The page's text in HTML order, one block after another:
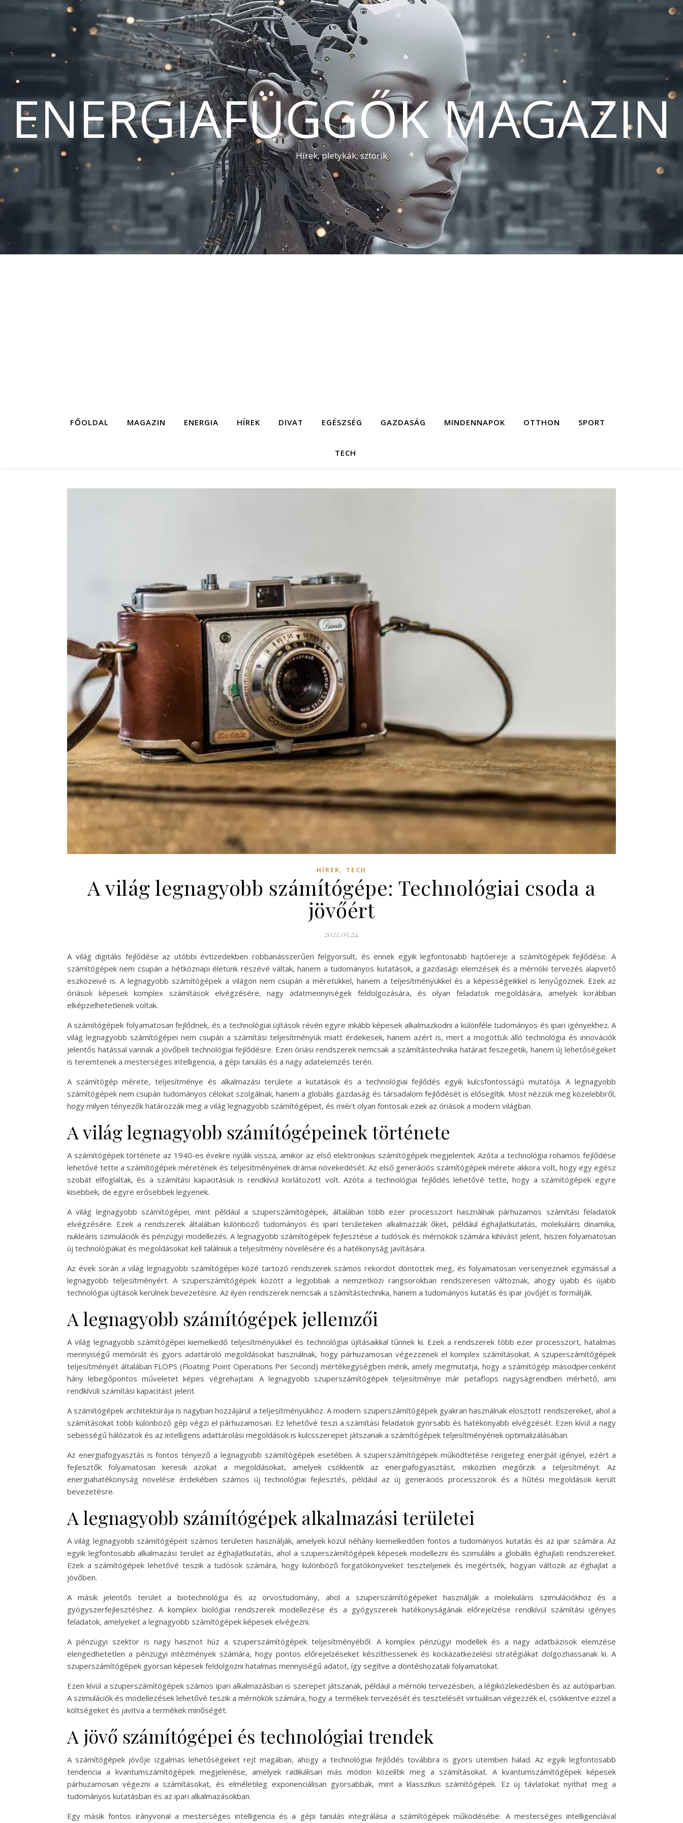
ENERGIAFÜGGŐK MAGAZIN
Hírek, pletykák, sztorik
FŐOLDAL MAGAZIN ENERGIA HÍREK DIVAT EGÉSZSÉG GAZDASÁG MINDENNAPOK OTTHON SPORT
TECH
HÍREK, TECH
A világ legnagyobb számítógépe: Technológiai csoda a
jövőért
2025.05.24.
A világ digitális fejlődése az utóbbi évtizedekben robbanásszerűen felgyorsult, és ennek egyik legfontosabb hajtóereje a számítógépek fejlődése. A
számítógépek nem csupán a hétköznapi életünk részévé váltak, hanem a tudományos kutatások, a gazdasági elemzések és a mérnöki tervezés alapvető
eszközeivé is. A legnagyobb számítógépek a világon nem csupán a méretükkel, hanem a teljesítményükkel és a képességeikkel is lenyűgöznek. Ezek az
óriások képesek komplex számítások elvégzésére, nagy adatmennyiségek feldolgozására, és olyan feladatok megoldására, amelyek korábban
elképzelhetetlenek voltak.
A számítógépek folyamatosan fejlődnek, és a technológiai újítások révén egyre inkább képesek alkalmazkodni a különféle tudományos és ipari igényekhez. A
világ legnagyobb számítógépei nem csupán a számítási teljesítményük miatt érdekesek, hanem azért is, mert a mögöttük álló technológia és innovációk
jelentős hatással vannak a jövőbeli technológiai fejlődésre. Ezen óriási rendszerek nemcsak a számítástechnika határait feszegetik, hanem új lehetőségeket
is teremtenek a mesterséges intelligencia, a gépi tanulás és a nagy adatelemzés terén.
A számítógép mérete, teljesítménye és alkalmazási területe a kutatások és a technológiai fejlődés egyik kulcsfontosságú mutatója. A legnagyobb
számítógépek nem csupán tudományos célokat szolgálnak, hanem a globális gazdaság és társadalom fejlődését is elősegítik. Most nézzük meg közelebbről,
hogy milyen tényezők határozzák meg a világ legnagyobb számítógépeit, és miért olyan fontosak ezek az óriások a modern világban.
A világ legnagyobb számítógépeinek története
A számítógépek története az 1940-es évekre nyúlik vissza, amikor az első elektronikus számítógépek megjelentek. Azóta a technológia rohamos fejlődése
lehetővé tette a számítógépek méretének és teljesítményének drámai növekedését. Az első generációs számítógépek mérete akkora volt, hogy egy egész
szobát elfoglaltak, és a számítási kapacitásuk is rendkívül korlátozott volt. Azóta a technológiai fejlődés lehetővé tette, hogy a számítógépek egyre
kisebbek, de egyre erősebbek legyenek.
A világ legnagyobb számítógépei, mint például a szuperszámítógépek, általában több ezer processzort használnak párhuzamos számítási feladatok
elvégzésére. Ezek a rendszerek általában különböző tudományos és ipari területeken alkalmazzák őket, például éghajlatkutatás, molekuláris dinamika,
nukleáris szimulációk és pénzügyi modellezés. A legnagyobb számítógépek fejlesztése a tudósok és mérnökök számára kihívást jelent, hiszen folyamatosan
új technológiákat és megoldásokat kell találniuk a teljesítmény növelésére és a hatékonyság javítására.
Az évek során a világ legnagyobb számítógépei közé tartozó rendszerek számos rekordot döntöttek meg, és folyamatosan versenyeznek egymással a
legnagyobb teljesítményért. A szuperszámítógépek között a legjobbak a nemzetközi rangsorokban rendszeresen változnak, ahogy újabb és újabb
technológiai újítások kerülnek bevezetésre. Az ilyen rendszerek nemcsak a számítástechnika, hanem a tudományos kutatás és ipar jövőjét is formálják.
A legnagyobb számítógépek jellemzői
A világ legnagyobb számítógépei kiemelkedő teljesítményükkel és technológiai újításaikkal tűnnek ki. Ezek a rendszerek több ezer processzort, hatalmas
mennyiségű memóriát és gyors adattároló megoldásokat használnak, hogy párhuzamosan végezzenek el komplex számításokat. A szuperszámítógépek
teljesítményét általában FLOPS (Floating Point Operations Per Second) mértékegységben mérik, amely megmutatja, hogy a számítógép másodpercenként
hány lebegőpontos műveletet képes végrehajtani. A legnagyobb szuperszámítógépek teljesítménye már petaflops nagyságrendben mérhető, ami
rendkívüli számítási kapacitást jelent.
A számítógépek architektúrája is nagyban hozzájárul a teljesítményükhöz. A modern szuperszámítógépek gyakran használnak elosztott rendszereket, ahol a
számításokat több különböző gép végzi el párhuzamosan. Ez lehetővé teszi a számítási feladatok gyorsabb és hatékonyabb elvégzését. Ezen kívül a nagy
sebességű hálózatok és az intelligens adattárolási megoldások is kulcsszerepet játszanak a számítógépek teljesítményének optimalizálásában.
Az energiafogyasztás is fontos tényező a legnagyobb számítógépek esetében. A szuperszámítógépek működtetése rengeteg energiát igényel, ezért a
fejlesztők folyamatosan keresik azokat a megoldásokat, amelyek csökkentik az energiafogyasztást, miközben megőrzik a teljesítményt. Az
energiahatékonyság növelése érdekében számos új technológiai fejlesztés, például az új generációs processzorok és a hűtési megoldások került
bevezetésre.
A legnagyobb számítógépek alkalmazási területei
A világ legnagyobb számítógépeit számos területen használják, amelyek közül néhány kiemelkedően fontos a tudományos kutatás és az ipar számára. Az
egyik legfontosabb alkalmazási terület az éghajlatkutatás, ahol a szuperszámítógépek képesek modellezni és szimulálni a globális éghajlati rendszereket.
Ezek a számítógépek lehetővé teszik a tudósok számára, hogy különböző forgatókönyveket teszteljenek és megértsék, hogyan változik az éghajlat a
jövőben.
A másik jelentős terület a biotechnológia és az orvostudomány, ahol a szuperszámítógépeket használják a molekuláris szimulációkhoz és a
gyógyszerfejlesztéshez. A komplex biológiai rendszerek modellezése és a gyógyszerek hatékonyságának előrejelzése rendkívül számítási igényes
feladatok, amelyeket a legnagyobb számítógépek képesek elvégezni.
A pénzügyi szektor is nagy hasznot húz a szuperszámítógépek teljesítményéből. A komplex pénzügyi modellek és a nagy adatbázisok elemzése
elengedhetetlen a pénzügyi intézmények számára, hogy pontos előrejelzéseket készíthessenek és kockázatkezelési stratégiákat dolgozhassanak ki. A
szuperszámítógépek gyorsan képesek feldolgozni hatalmas mennyiségű adatot, így segítve a döntéshozatali folyamatokat.
Ezen kívül a szuperszámítógépek számos ipari alkalmazásban is szerepet játszanak, például a mérnöki tervezésben, a légiközlekedésben és az autóiparban.
A szimulációk és modellezések lehetővé teszik a mérnökök számára, hogy a termékek tervezését és tesztelését virtuálisan végezzék el, csökkentve ezzel a
költségeket és javítva a termékek minőségét.
A jövő számítógépei és technológiai trendek
A számítógépek jövője izgalmas lehetőségeket rejt magában, ahogy a technológiai fejlődés továbbra is gyors ütemben halad. Az egyik legfontosabb
tendencia a kvantumszámítógépek megjelenése, amelyek radikálisan más módon közelítik meg a számításokat. A kvantumszámítógépek képesek
párhuzamosan végezni a számításokat, és elméletileg exponenciálisan gyorsabbak, mint a klasszikus számítógépek. Ez új távlatokat nyithat meg a
tudományos kutatásban és az ipari alkalmazásokban.
Egy másik fontos irányvonal a mesterséges intelligencia és a gépi tanulás integrálása a számítógépek működésébe. A mesterséges intelligenciával